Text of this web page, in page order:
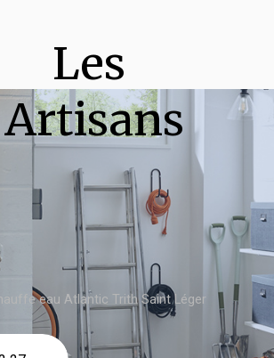
Les
Artisans
eau Atlantic Trith Saint Léger